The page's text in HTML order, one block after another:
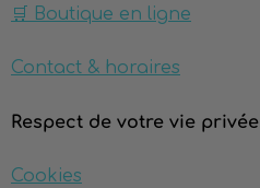
🛒 Boutique en ligne
Contact & horaires
Respect de votre vie privée
Cookies